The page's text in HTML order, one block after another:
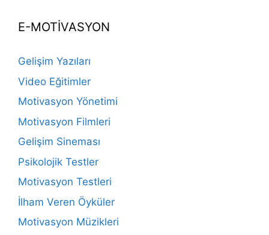
E-MOTİVASYON
Gelişim Yazıları
Video Eğitimler
Motivasyon Yönetimi
Motivasyon Filmleri
Gelişim Sineması
Psikolojik Testler
Motivasyon Testleri
İlham Veren Öyküler
Motivasyon Müzikleri